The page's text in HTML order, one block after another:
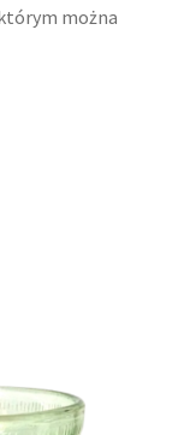
można